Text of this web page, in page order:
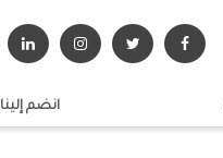
انضم إلينا